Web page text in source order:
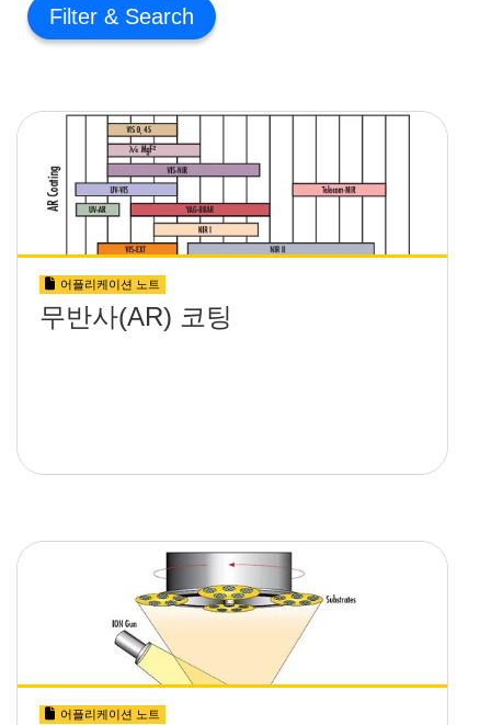
Filter
어플리케이션 노트
무반사(AR) 코팅
어플리케이션 노트